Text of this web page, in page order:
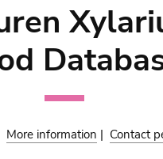
More information | Contact